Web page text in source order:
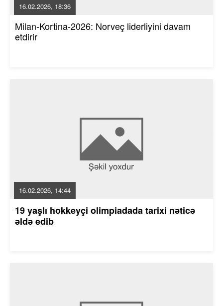
16.02.2026, 18:36
Milan-Kortina-2026: Norveç liderliyini davam
etdirir
16.02.2026, 14:44
19 yaşlı hokkeyçi olimpiadada tarixi nəticə
əldə edib